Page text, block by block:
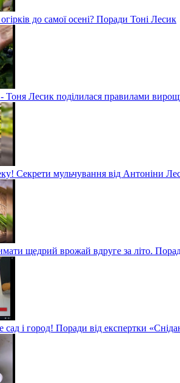
до самої осені? Поради Тоні Лесик
Тоня Лесик поділилася правилами
Секрети мульчування від Антоніни
щедрий врожай вдруге за літо.
сад і город! Поради від експертки